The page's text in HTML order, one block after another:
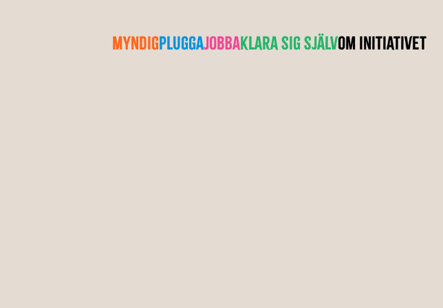
MyndigPluggaJobbaKlara sig självOm initiativet